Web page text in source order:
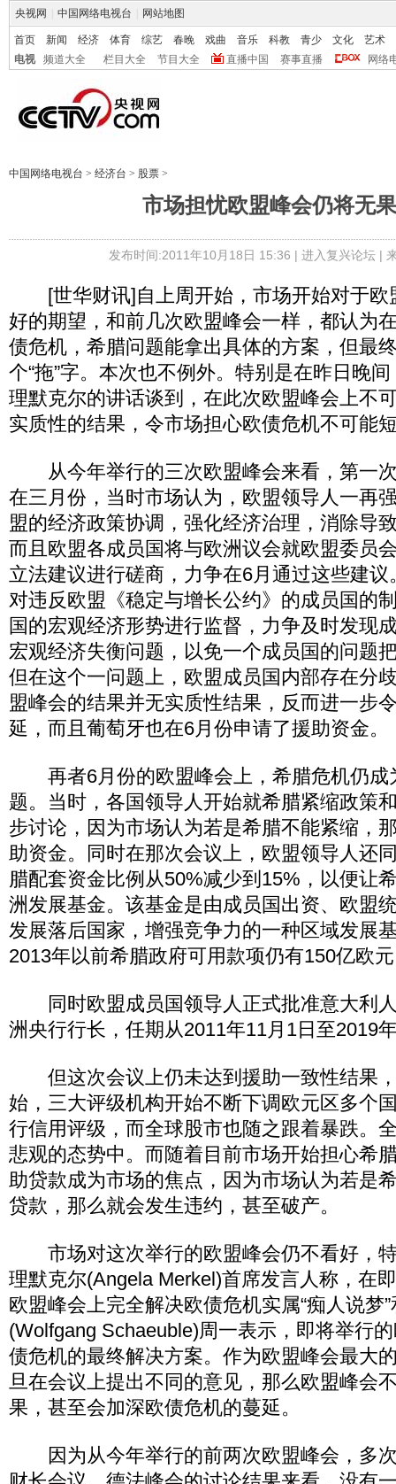
央视网 中国网络电视台 网站地图
首页 新闻 经济 体育 综艺 春晚 戏曲 音乐 科教 青少 文化
艺术
电视
频道大全 栏目大全 节目大全 直播中国 赛事直播 网络
中国网络电视台 > 经济台 > 股票 >
市场担忧欧盟峰会仍将无
发布时间:2011年10月18日 15:36 | 进入复兴论坛|
[世华财讯]自上周开始，市场开始对于欧
好的期望，和前几次欧盟峰会一样，都认为
债危机，希腊问题能拿出具体的方案，但最
个“拖”字。本次也不例外。特别是在昨日晚
理默克尔的讲话谈到，在此次欧盟峰会上不
实质性的结果，令市场担心欧债危机不可能
从今年举行的三次欧盟峰会来看，第一
在三月份，当时市场认为，欧盟领导人一再
盟的经济政策协调，强化经济治理，消除导
而且欧盟各成员国将与欧洲议会就欧盟委员
立法建议进行磋商，力争在6月通过这些建
对违反欧盟《稳定与增长公约》的成员国的
国的宏观经济形势进行监督，力争及时发现
宏观经济失衡问题，以免一个成员国的问题
但在这个一问题上，欧盟成员国内部存在分
盟峰会的结果并无实质性结果，反而进一步
延，而且葡萄牙也在6月份申请了援助资金。
再者6月份的欧盟峰会上，希腊危机仍成
题。当时，各国领导人开始就希腊紧缩政策
步讨论，因为市场认为若是希腊不能紧缩，
助资金。同时在那次会议上，欧盟领导人还
腊配套资金比例从50%减少到15%，以便让
洲发展基金。该基金是由成员国出资、欧盟
发展落后国家，增强竞争力的一种区域发展
2013年以前希腊政府可用款项仍有150亿欧
同时欧盟成员国领导人正式批准意大利
洲央行行长，任期从2011年11月1日至2019
但这次会议上仍未达到援助一致性结果
始，三大评级机构开始不断下调欧元区多个
行信用评级，而全球股市也随之跟着暴跌。
悲观的态势中。而随着目前市场开始担心希
助贷款成为市场的焦点，因为市场认为若是
贷款，那么就会发生违约，甚至破产。
市场对这次举行的欧盟峰会仍不看好，
理默克尔(Angela Merkel)首席发言人称，在
欧盟峰会上完全解决欧债危机实属“痴人说梦
(Wolfgang Schaeuble)周一表示，即将举行
债危机的最终解决方案。作为欧盟峰会最大
旦在会议上提出不同的意见，那么欧盟峰会
果，甚至会加深欧债危机的蔓延。
因为从今年举行的前两次欧盟峰会，多